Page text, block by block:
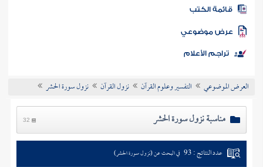
المكتبة
الكتب
موضوعي
تراجم الأعلام
العرض الموضوعي التفسير وعلوم القرآن نزول القرآن نزول سورة الحشر
مناسبة نزول سورة الحشر 32
عدد النتائج : 93 في البحث عن (نزول سورة الحشر)